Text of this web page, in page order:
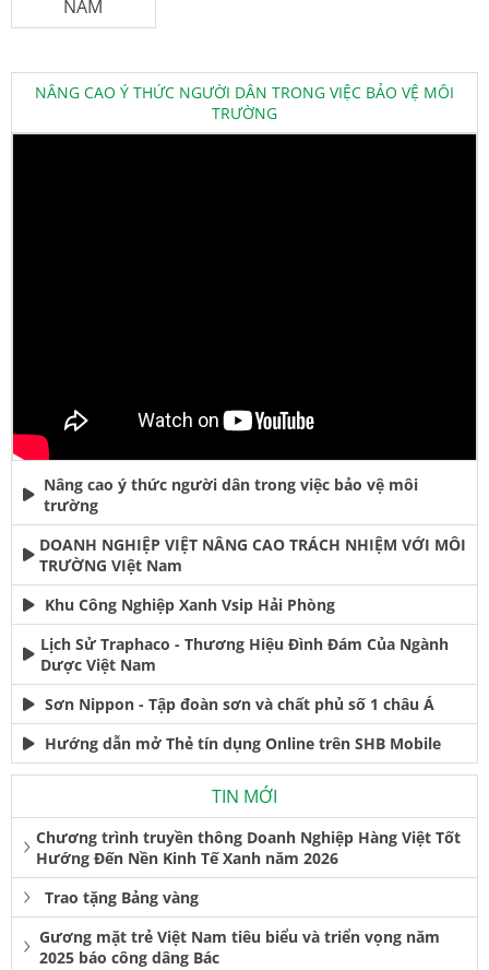
NAM
NÂNG CAO Ý THỨC NGƯỜI DÂN TRONG VIỆC BẢO VỆ MÔI
TRƯỜNG
Nâng cao ý thức người dân trong việc bảo vệ môi
trường
DOANH NGHIỆP VIỆT NÂNG CAO TRÁCH NHIỆM VỚI MÔI
TRƯỜNG VIệt Nam
Khu Công Nghiệp Xanh Vsip Hải Phòng
Lịch Sử Traphaco - Thương Hiệu Đình Đám Của Ngành
Dược Việt Nam
Sơn Nippon - Tập đoàn sơn và chất phủ số 1 châu Á
Hướng dẫn mở Thẻ tín dụng Online trên SHB Mobile
TIN MỚI
Chương trình truyền thông Doanh Nghiệp Hàng Việt Tốt
Hướng Đến Nền Kinh Tế Xanh năm 2026
Trao tặng Bảng vàng
Gương mặt trẻ Việt Nam tiêu biểu và triển vọng năm
2025 báo công dâng Bác